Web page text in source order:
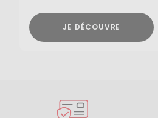
JE DÉCOUVRE